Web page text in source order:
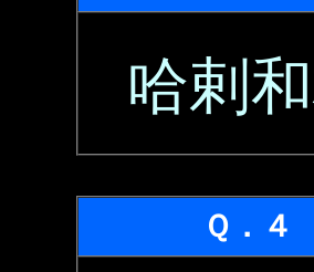
哈剌
Ｑ．４